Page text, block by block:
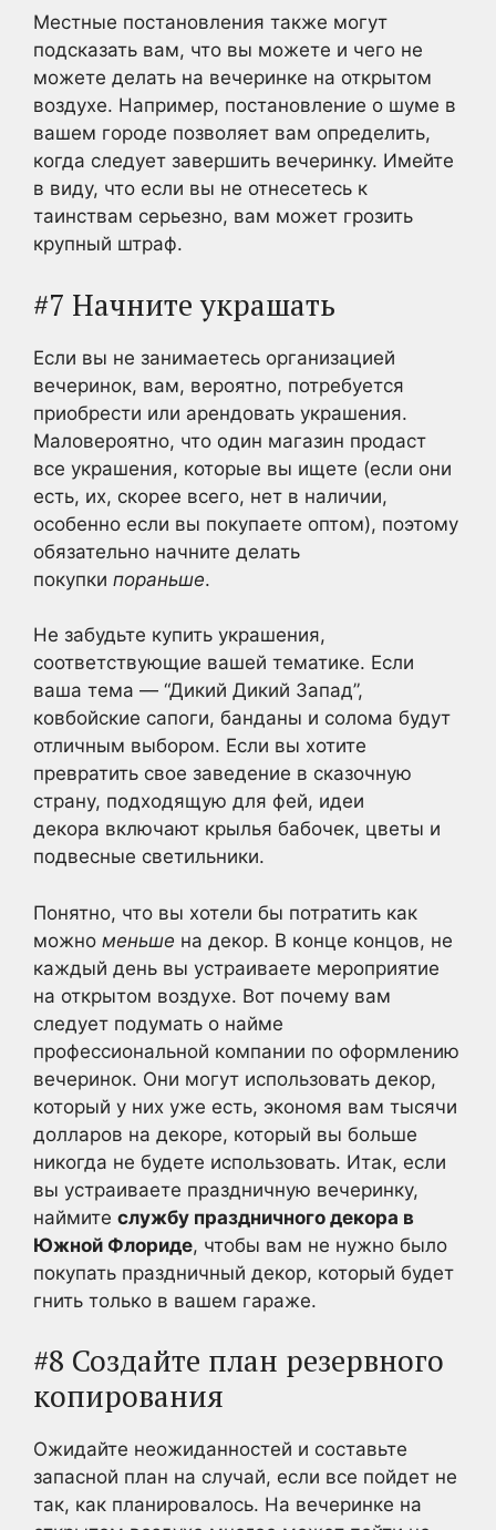
Местные постановления также могут
подсказать вам, что вы можете и чего не
можете делать на вечеринке на открытом
воздухе. Например, постановление о шуме в
вашем городе позволяет вам определить,
когда следует завершить вечеринку. Имейте
в виду, что если вы не отнесетесь к
таинствам серьезно, вам может грозить
крупный штраф.
#7 Начните украшать
Если вы не занимаетесь организацией
вечеринок, вам, вероятно, потребуется
приобрести или арендовать украшения.
Маловероятно, что один магазин продаст
все украшения, которые вы ищете (если они
есть, их, скорее всего, нет в наличии,
особенно если вы покупаете оптом), поэтому
обязательно начните делать
покупки пораньше.
Не забудьте купить украшения,
соответствующие вашей тематике. Если
ваша тема — “Дикий Дикий Запад”,
ковбойские сапоги, банданы и солома будут
отличным выбором. Если вы хотите
превратить свое заведение в сказочную
страну, подходящую для фей, идеи
декора включают крылья бабочек, цветы и
подвесные светильники.
Понятно, что вы хотели бы потратить как
можно меньше на декор. В конце концов, не
каждый день вы устраиваете мероприятие
на открытом воздухе. Вот почему вам
следует подумать о найме
профессиональной компании по оформлению
вечеринок. Они могут использовать декор,
который у них уже есть, экономя вам тысячи
долларов на декоре, который вы больше
никогда не будете использовать. Итак, если
вы устраиваете праздничную вечеринку,
наймите службу праздничного декора в
Южной Флориде, чтобы вам не нужно было
покупать праздничный декор, который будет
гнить только в вашем гараже.
#8 Создайте план резервного
копирования
Ожидайте неожиданностей и составьте
запасной план на случай, если все пойдет не
так, как планировалось. На вечеринке на